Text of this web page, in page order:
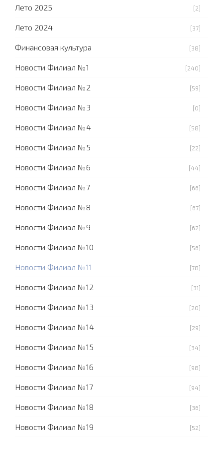
Лето 2025 [2]
Лето 2024 [37]
Финансовая культура [38]
Новости Филиал №1 [240]
Новости Филиал №2 [59]
Новости Филиал №3 [0]
Новости Филиал №4 [58]
Новости Филиал №5 [22]
Новости Филиал №6 [44]
Новости Филиал №7 [66]
Новости Филиал №8 [67]
Новости Филиал №9 [62]
Новости Филиал №10 [56]
Новости Филиал №11 [78]
Новости Филиал №12 [31]
Новости Филиал №13 [20]
Новости Филиал №14 [29]
Новости Филиал №15 [34]
Новости Филиал №16 [98]
Новости Филиал №17 [94]
Новости Филиал №18 [36]
Новости Филиал №19 [52]